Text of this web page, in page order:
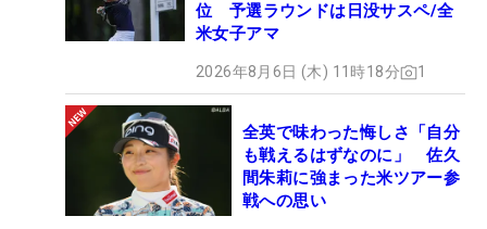
位 予選ラウンドは日没サスペ/全
米女子アマ
2026年8月6日 (木) 11時18分 1
全英で味わった悔しさ「自分
も戦えるはずなのに」 佐久
間朱莉に強まった米ツアー参
戦への思い